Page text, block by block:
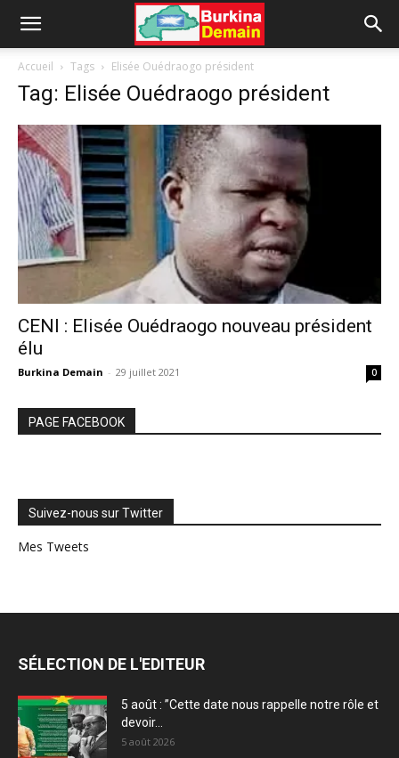
Accueil Tags Elisée Ouédraogo président
Tag: Elisée Ouédraogo président
CENI : Elisée Ouédraogo nouveau président
élu
Burkina Demain - 29 juillet 2021 0
PAGE FACEBOOK
Suivez-nous sur Twitter
Mes Tweets
SÉLECTION DE L'EDITEUR
5 août : ”Cette date nous rappelle notre rôle et
devoir...
5 août 2026